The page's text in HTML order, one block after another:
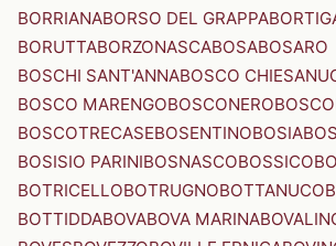
BORRIANABORSO DEL GRAPPA
BORUTTABORZONASCABOSABOSARO
BOSCHI SANT'ANNABOSCO
BOSCO MARENGOBOSCONERO
BOSCOTRECASEBOSENTINOBOSIA
BOSISIO PARINIBOSNASCOBOSSICO
BOTRICELLOBOTRUGNOBOTTANUCO
BOTTIDDABOVABOVA MARINA